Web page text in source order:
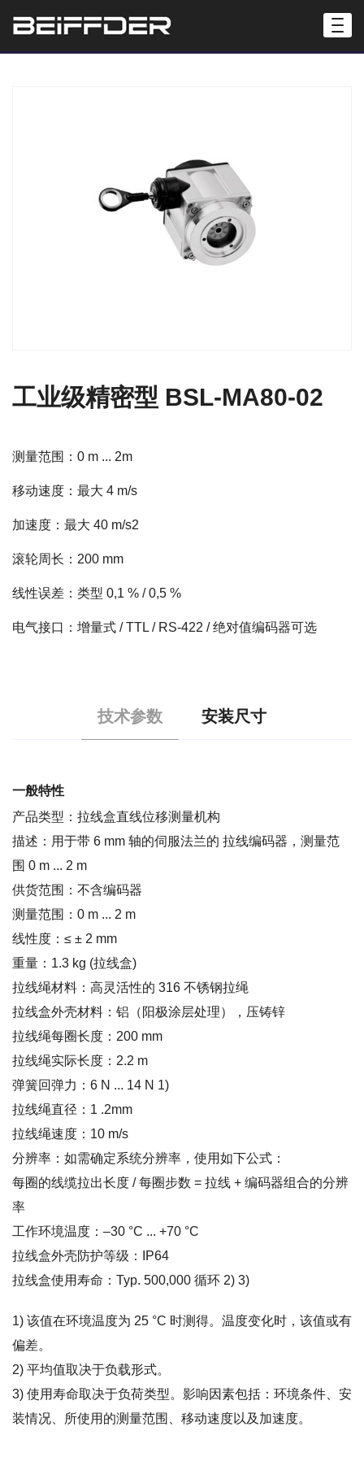
工业级精密型 BSL-MA80-02
测量范围：0 m ... 2m
移动速度：最大 4 m/s
加速度：最大 40 m/s2
滚轮周长：200 mm
线性误差：类型 0,1 % / 0,5 %
电气接口：增量式 / TTL / RS-422 / 绝对值编码器可选
技术参数 安装尺寸
一般特性
产品类型：拉线盒直线位移测量机构
描述：用于带 6 mm 轴的伺服法兰的 拉线编码器，测量范
围 0 m ... 2 m
供货范围：不含编码器
测量范围：0 m ... 2 m
线性度：≤ ± 2 mm
重量：1.3 kg (拉线盒)
拉线绳材料：高灵活性的 316 不锈钢拉绳
拉线盒外壳材料：铝（阳极涂层处理），压铸锌
拉线绳每圈长度：200 mm
拉线绳实际长度：2.2 m
弹簧回弹力：6 N ... 14 N 1)
拉线绳直径：1 .2mm
拉线绳速度：10 m/s
分辨率：如需确定系统分辨率，使用如下公式：
每圈的线缆拉出长度 / 每圈步数 = 拉线 + 编码器组合的分辨
率
工作环境温度：–30 °C ... +70 °C
拉线盒外壳防护等级：IP64
拉线盒使用寿命：Typ. 500,000 循环 2) 3)
1) 该值在环境温度为 25 °C 时测得。温度变化时，该值或有
偏差。
2) 平均值取决于负载形式。
3) 使用寿命取决于负荷类型。影响因素包括：环境条件、安
装情况、所使用的测量范围、移动速度以及加速度。